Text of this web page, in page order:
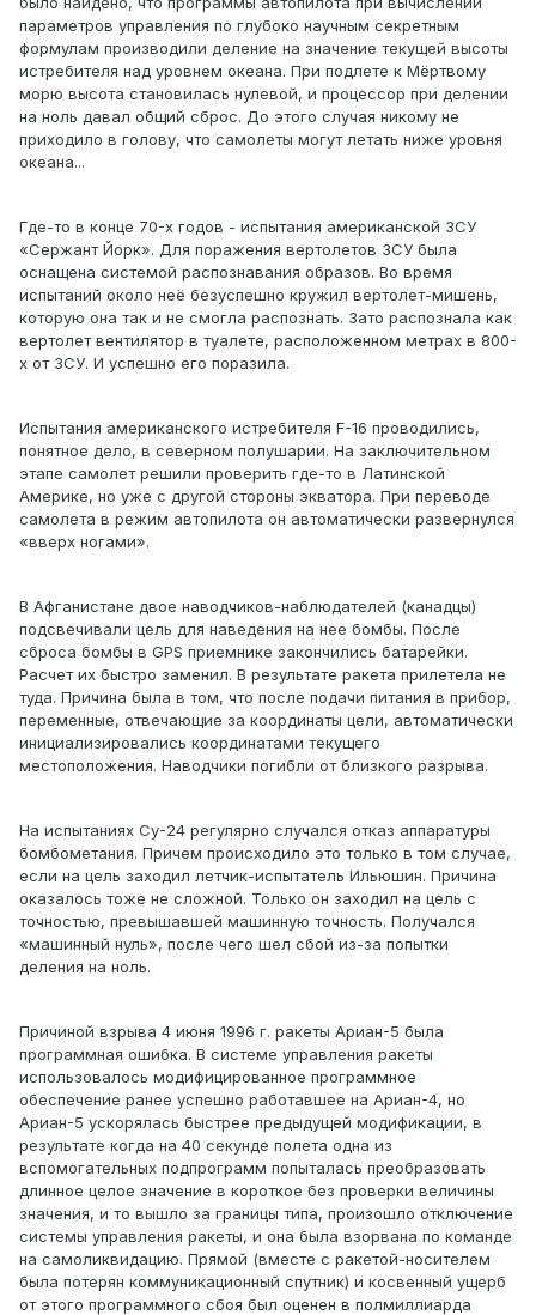
параметров управления по глубоко научным секретным
формулам производили деление на значение текущей высоты
истребителя над уровнем океана. При подлете к Мёртвому
морю высота становилась нулевой, и процессор при делении
на ноль давал общий сброс. До этого случая никому не
приходило в голову, что самолеты могут летать ниже уровня
океана...
Где-то в конце 70-х годов - испытания американской ЗСУ
«Сержант Йорк». Для поражения вертолетов ЗСУ была
оснащена системой распознавания образов. Во время
испытаний около неё безуспешно кружил вертолет-мишень,
которую она так и не смогла распознать. Зато распознала как
вертолет вентилятор в туалете, расположенном метрах в 800-
х от ЗСУ. И успешно его поразила.
Испытания американского истребителя F-16 проводились,
понятное дело, в северном полушарии. На заключительном
этапе самолет решили проверить где-то в Латинской
Америке, но уже с другой стороны экватора. При переводе
самолета в режим автопилота он автоматически развернулся
«вверх ногами».
В Афганистане двое наводчиков-наблюдателей (канадцы)
подсвечивали цель для наведения на нее бомбы. После
сброса бомбы в GPS приемнике закончились батарейки.
Расчет их быстро заменил. В результате ракета прилетела не
туда. Причина была в том, что после подачи питания в прибор,
переменные, отвечающие за координаты цели, автоматически
инициализировались координатами текущего
местоположения. Наводчики погибли от близкого разрыва.
На испытаниях Су-24 регулярно случался отказ аппаратуры
бомбометания. Причем происходило это только в том случае,
если на цель заходил летчик-испытатель Ильюшин. Причина
оказалось тоже не сложной. Только он заходил на цель с
точностью, превышавшей машинную точность. Получался
«машинный нуль», после чего шел сбой из-за попытки
деления на ноль.
Причиной взрыва 4 июня 1996 г. ракеты Ариан-5 была
программная ошибка. В системе управления ракеты
использовалось модифицированное программное
обеспечение ранее успешно работавшее на Ариан-4, но
Ариан-5 ускорялась быстрее предыдущей модификации, в
результате когда на 40 секунде полета одна из
вспомогательных подпрограмм попыталась преобразовать
длинное целое значение в короткое без проверки величины
значения, и то вышло за границы типа, произошло отключение
системы управления ракеты, и она была взорвана по команде
на самоликвидацию. Прямой (вместе с ракетой-носителем
была потерян коммуникационный спутник) и косвенный ущерб
от этого программного сбоя был оценен в полмиллиарда